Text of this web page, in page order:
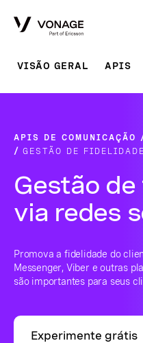
VISÃO GERAL APIS
APIS DE COMUNICAÇÃO
GESTÃO DE
Gestão
via redes
Promova a fidelidade do
Messenger, Viber e outras
são importantes para seus
Experimente grátis